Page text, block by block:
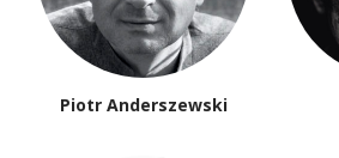
Piotr Anderszewski